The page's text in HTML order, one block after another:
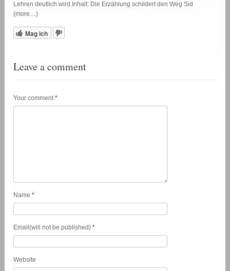
Lehren deutlich wird.Inhalt: Die Erzählung schildert den Weg Sid
(more…)
Mag ich
Leave a comment
Your comment*
Name*
Email(will not be published)*
Website